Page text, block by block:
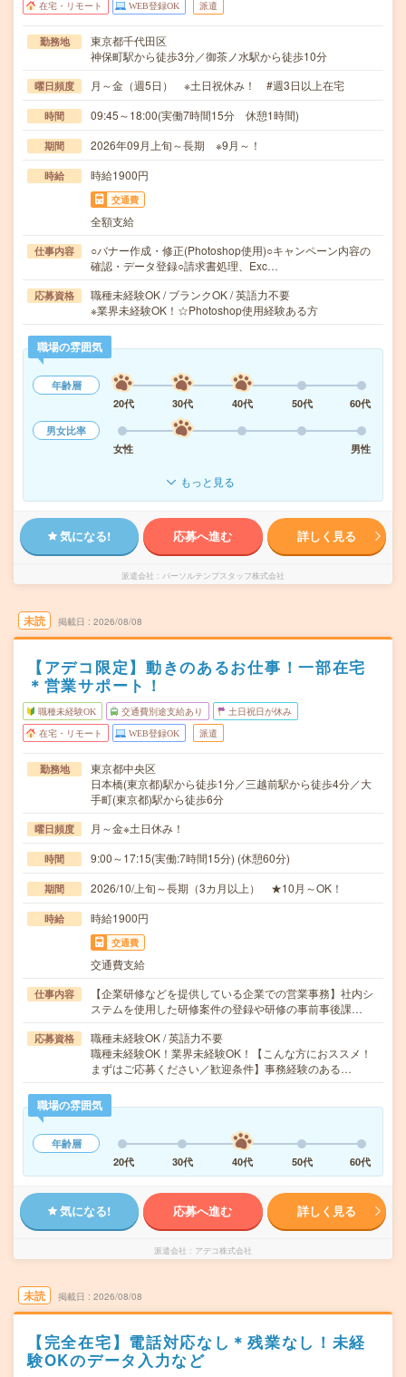
在宅・リモート WEB登録OK 派遣
勤務地
東京都千代田区
神保町駅から徒歩3分／御茶ノ水駅から徒歩10分
曜日頻度 月～金（週5日） ※土日祝休み！ #週3日以上在宅
時間 09:45～18:00(実働7時間15分 休憩1時間)
期間 2026年09月上旬～長期 ※9月～！
時給 時給1900円
交通費
全額支給
仕事内容
○バナー作成・修正(Photoshop使用)○キャンペーン内容の
確認・データ登録○請求書処理、Exc…
応募資格
職種未経験OK / ブランクOK / 英語力不要
※業界未経験OK！☆Photoshop使用経験ある方
職場の雰囲気
年齢層
20代
30代 40代 50代
60代
男女比率
女性
男性
もっと見る
気になる! 応募へ進む 詳しく見る
派遣会社 パーソルテンプスタッフ株式会社
未読 掲載日 2026/08/08
【アデコ限定】動きのあるお仕事！一部在宅
＊営業サポート！
職種未経験OK 交通費別途支給あり 土日祝日が休み
在宅・リモート WEB登録OK 派遣
勤務地
東京都中央区
日本橋(東京都)駅から徒歩1分／三越前駅から徒歩4分／大
手町(東京都)駅から徒歩6分
曜日頻度 月～金※土日休み！
時間 9:00～17:15(実働:7時間15分) (休憩60分)
期間 2026/10/上旬～長期（3カ月以上） ★10月～OK！
時給 時給1900円
交通費
交通費支給
仕事内容
【企業研修などを提供している企業での営業事務】社内シ
ステムを使用した研修案件の登録や研修の事前事後課…
応募資格
職種未経験OK / 英語力不要
職種未経験OK！業界未経験OK！【こんな方におススメ！
まずはご応募ください／歓迎条件】事務経験のある…
職場の雰囲気
年齢層
20代
30代 40代 50代 60代
気になる! 応募へ進む 詳しく見る
派遣会社 アデコ株式会社
未読 掲載日 2026/08/08
【完全在宅】電話対応なし＊残業なし！未経
験OKのデータ入力など